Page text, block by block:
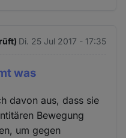
Di. 25 Jul 2017 - 17:35
was
davon aus, dass sie
Bewegung
um gegen